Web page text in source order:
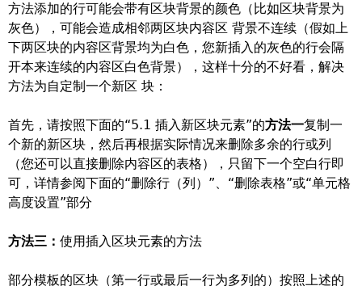
方法添加的行可能会带有区块背景的颜色（比如区块背景为
灰色），可能会造成相邻两区块内容区 背景不连续（假如上
下两区块的内容区背景均为白色，您新插入的灰色的行会隔
开本来连续的内容区白色背景），这样十分的不好看，解决
方法为自定制一个新区 块：
首先，请按照下面的“5.1 插入新区块元素”的方法一复制一
个新的新区块，然后再根据实际情况来删除多余的行或列
（您还可以直接删除内容区的表格），只留下一个空白行即
可，详情参阅下面的“删除行（列）”、“删除表格”或“单元格
高度设置”部分
方法三： 使用插入区块元素的方法
部分模板的区块（第一行或最后一行为多列的）按照上述的